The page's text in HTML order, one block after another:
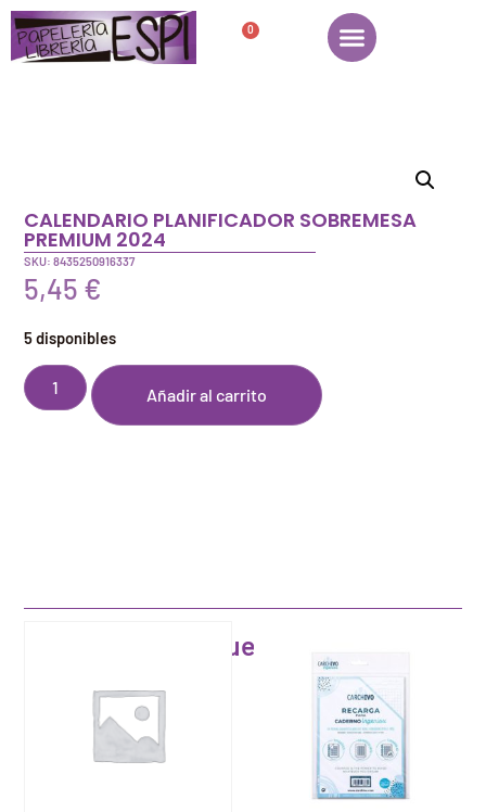
0
CALENDARIO PLANIFICADOR SOBREMESA
PREMIUM 2024
SKU: 8435250916337
5,45 €
5 disponibles
Añadir al carrito
Artículos que pueden interesarte